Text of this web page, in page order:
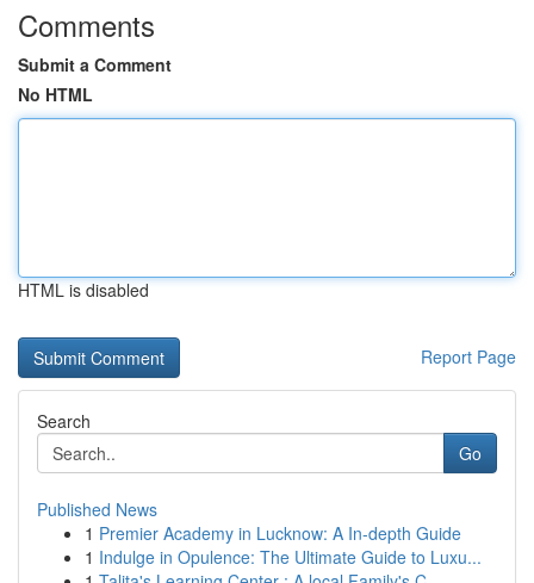
Comments
Submit a Comment
No HTML
HTML is disabled
Report Page
Search
Go
Published News
1 Premier Academy in Lucknow: A In-depth Guide
1 Indulge in Opulence: The Ultimate Guide to Luxu...